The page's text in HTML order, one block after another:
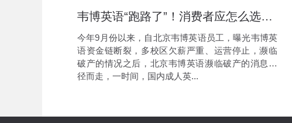
韦博英语“跑路了”！消费者应怎么选择服务商？
今年9月份以来，自北京韦博英语员工，曝光韦博英
语资金链断裂，多校区欠薪严重、运营停止，濒临
破产的情况之后，北京韦博英语濒临破产的消息不
径而走，一时间，国内成人英...